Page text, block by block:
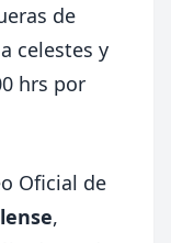
de
celestes y
hrs por
Oficial de
,